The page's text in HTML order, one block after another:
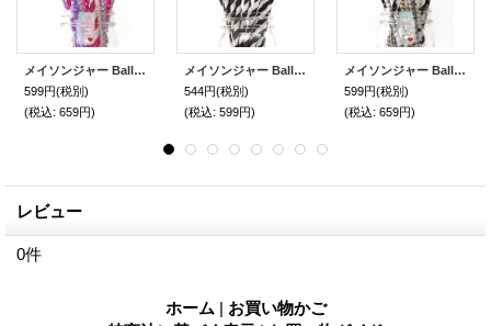
メイソンジャー Ball Mason jar タンブラー エコ 再生可能 紙ストロー25本入り サーキュラーエコノミー ミックスパック GirlsGirlsGirls!
599円(税別)
(税込: 659円)
メイソンジャー Ball Mason jar タンブラー エコ 再生可能 紙ストロー25本入り サーキュラーエコノミー Stripes Black
544円(税別)
(税込: 599円)
メイソンジャー Ball Mason jar タンブラー エコ 再生可能 紙ストロー25本入り サーキュラーエコノミー ミックスパック Chic Avant Garde
599円(税別)
(税込: 659円)
レビュー
0件
ホーム | お買い物かご